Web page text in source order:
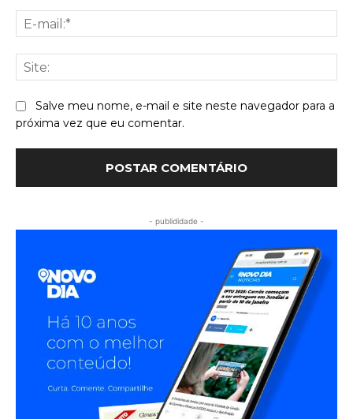
Salve meu nome, e-mail e site neste navegador para a
próxima vez que eu comentar.
- publididade -